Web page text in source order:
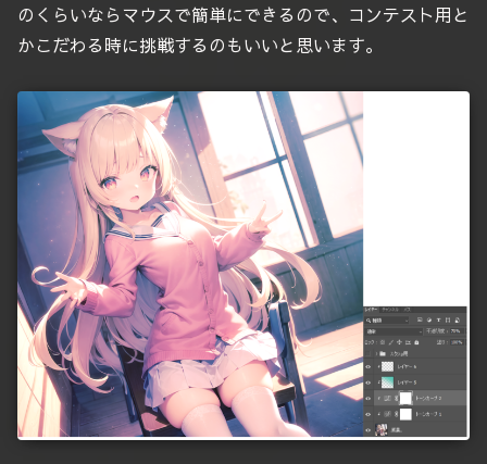
のくらいならマウスで簡単にできるので、コンテスト用と
かこだわる時に挑戦するのもいいと思います。